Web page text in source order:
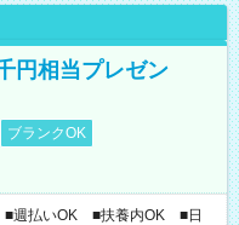
円相当プレゼン
ブランクOK
■週払いOK ■扶養内OK ■日